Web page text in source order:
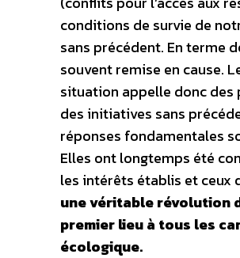
conditions de survie de
sans précédent. En terme
souvent remise en cause.
situation appelle donc des
des initiatives sans
réponses fondamentales
Elles ont longtemps été
les intérêts établis et ceux
une véritable révolution
premier lieu à tous les
écologique.